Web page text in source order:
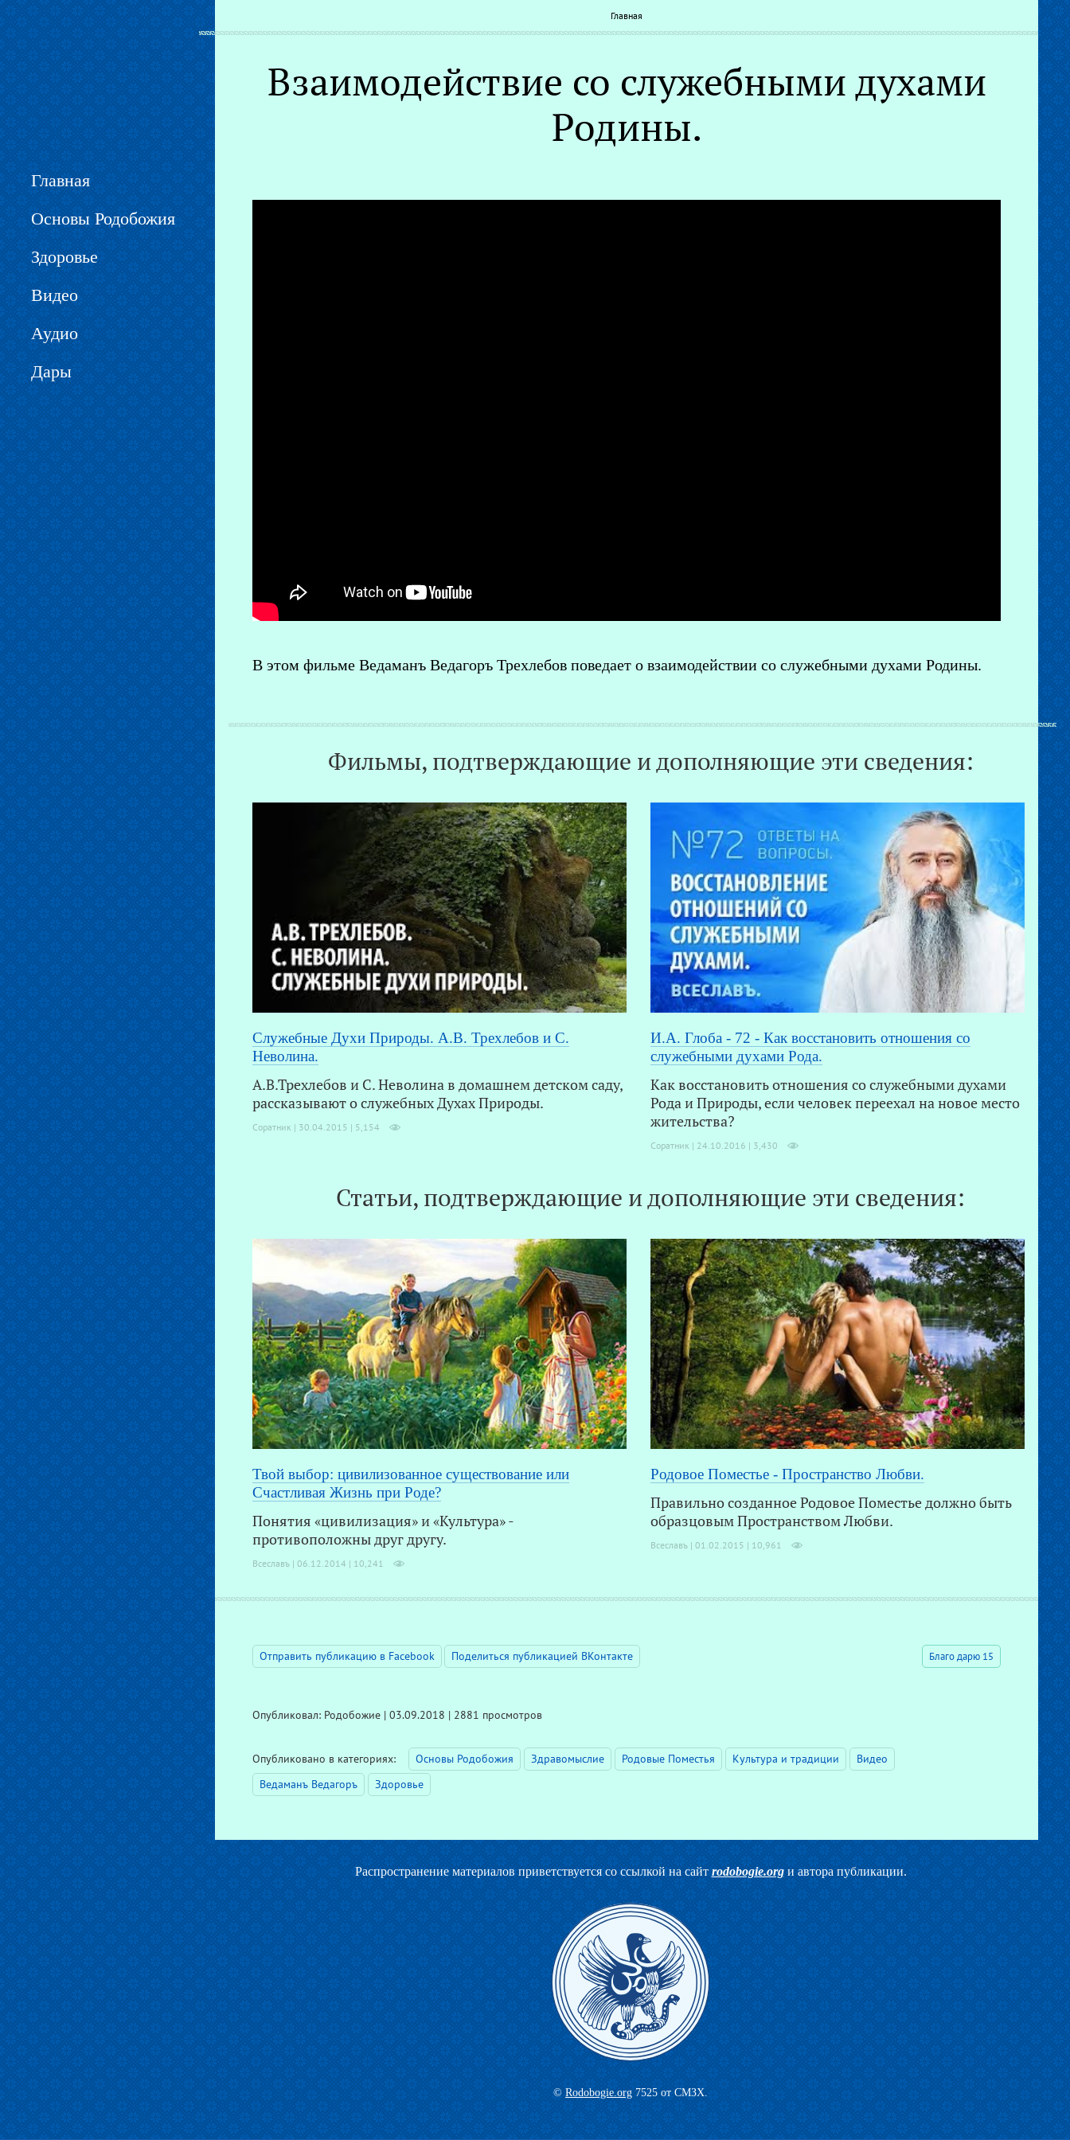
Вы здесь
Главная
Взаимодействие со служебными духами
Родины.
В этом фильме Ведаманъ Ведагоръ Треxлебов поведает о взаимодействии со служебными духами Родины.
Фильмы, подтверждающие и дополняющие эти сведения:
Служебные Духи Природы. А.В. Трехлебов и С.
Неволина.
А.В.Трехлебов и С. Неволина в домашнем детском саду,
рассказывают о служебных Духах Природы.
Соратник | 30.04.2015 | 5,154
И.А. Глоба - 72 - Как восстановить отношения со
служебными духами Рода.
Как восстановить отношения со служебными духами
Рода и Природы, если человек переехал на новое место
жительства?
Соратник | 24.10.2016 | 3,430
Статьи, подтверждающие и дополняющие эти сведения:
Твой выбор: цивилизованное существование или
Счастливая Жизнь при Роде?
Понятия «цивилизация» и «Культура» -
противоположны друг другу.
Всеславъ | 06.12.2014 | 10,241
Родовое Поместье - Пространство Любви.
Правильно созданное Родовое Поместье должно быть
образцовым Пространством Любви.
Всеславъ | 01.02.2015 | 10,961
Отправить публикацию в Facebook Поделиться публикацией ВКонтакте Благо дарю 15
Опубликовал: Родобожие | 03.09.2018 | 2881 просмотров
Опубликовано в категориях: Основы Родобожия Здравомыслие Родовые Поместья Культура и традиции
Видео
Ведаманъ Ведагоръ
Здоровье
Распространение материалов приветствуется со ссылкой на сайт rodobogie.orgи автора публикации.
© Rodobogie.org 7525 от СМЗХ.
Главная
Основы Родобожия
Здоровье
Видео
Аудио
Дары